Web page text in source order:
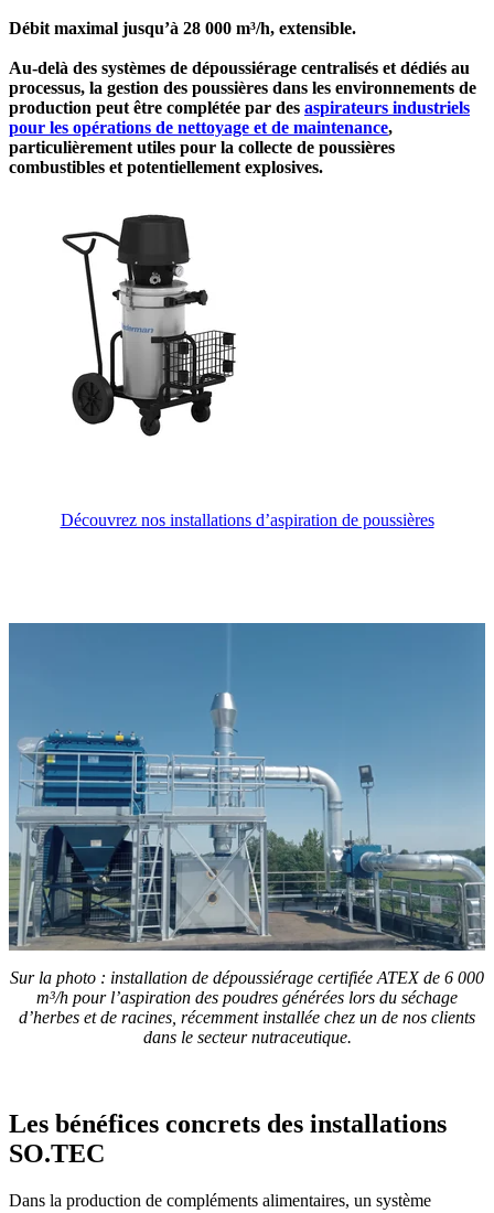
Débit maximal jusqu’à 28 000 m³/h, extensible.
Au-delà des systèmes de dépoussiérage centralisés et dédiés au
processus, la gestion des poussières dans les environnements de
production peut être complétée par des aspirateurs industriels
pour les opérations de nettoyage et de maintenance,
particulièrement utiles pour la collecte de poussières
combustibles et potentiellement explosives.
Découvrez nos installations d’aspiration de poussières
Sur la photo : installation de dépoussiérage certifiée ATEX de 6 000
m³/h pour l’aspiration des poudres générées lors du séchage
d’herbes et de racines, récemment installée chez un de nos clients
dans le secteur nutraceutique.
Les bénéfices concrets des installations
SO.TEC
Dans la production de compléments alimentaires, un système